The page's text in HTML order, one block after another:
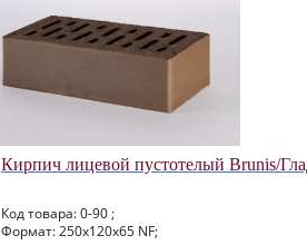
Кирпич лицевой пустотелый Brunis/
Код товара: 0-90 ;
Формат: 250х120х65 NF;